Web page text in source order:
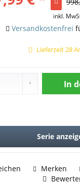
inkl.
Versandkostenfrei
Lieferzeit 28
In
Serie
Merken